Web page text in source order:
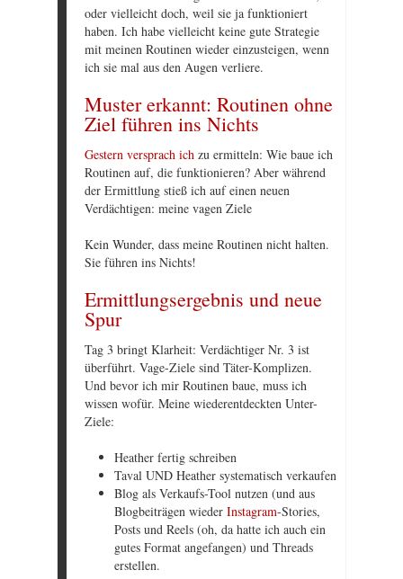
oder vielleicht doch, weil sie ja funktioniert
haben. Ich habe vielleicht keine gute Strategie
mit meinen Routinen wieder einzusteigen, wenn
ich sie mal aus den Augen verliere.
Muster erkannt: Routinen ohne
Ziel führen ins Nichts
Gestern versprach ich zu ermitteln: Wie baue ich
Routinen auf, die funktionieren? Aber während
der Ermittlung stieß ich auf einen neuen
Verdächtigen: meine vagen Ziele
Kein Wunder, dass meine Routinen nicht halten.
Sie führen ins Nichts!
Ermittlungsergebnis und neue
Spur
Tag 3 bringt Klarheit: Verdächtiger Nr. 3 ist
überführt. Vage-Ziele sind Täter-Komplizen.
Und bevor ich mir Routinen baue, muss ich
wissen wofür. Meine wiederentdeckten Unter-
Ziele:
Heather fertig schreiben
Taval UND Heather systematisch verkaufen
Blog als Verkaufs-Tool nutzen (und aus
Blogbeiträgen wieder Instagram-Stories,
Posts und Reels (oh, da hatte ich auch ein
gutes Format angefangen) und Threads
erstellen.